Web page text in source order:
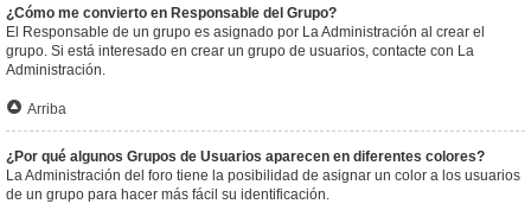
¿Cómo me convierto en Responsable del Grupo?
El Responsable de un grupo es asignado por La Administración al crear el
grupo. Si está interesado en crear un grupo de usuarios, contacte con La
Administración.
Arriba
¿Por qué algunos Grupos de Usuarios aparecen en diferentes colores?
La Administración del foro tiene la posibilidad de asignar un color a los usuarios
de un grupo para hacer más fácil su identificación.